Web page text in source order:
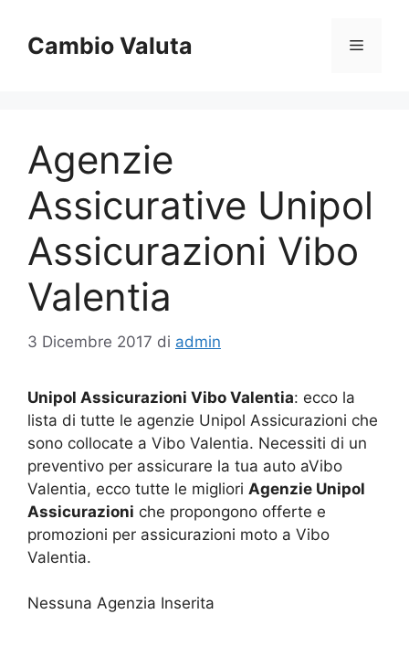
contenuto
Cambio Valuta Menu
Agenzie
Assicurative Unipol
Assicurazioni Vibo
Valentia
3 Dicembre 2017 di admin
Unipol Assicurazioni Vibo Valentia: ecco la
lista di tutte le agenzie Unipol Assicurazioni che
sono collocate a Vibo Valentia. Necessiti di un
preventivo per assicurare la tua auto aVibo
Valentia, ecco tutte le migliori Agenzie Unipol
Assicurazioni che propongono offerte e
promozioni per assicurazioni moto a Vibo
Valentia.
Nessuna Agenzia Inserita